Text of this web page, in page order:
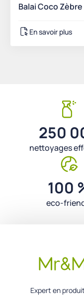
Balai Coco
En savoir plus
250
nettoyages
100
eco-
Expert en